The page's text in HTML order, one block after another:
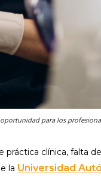
para los
práctica clínica, falta
la Universidad